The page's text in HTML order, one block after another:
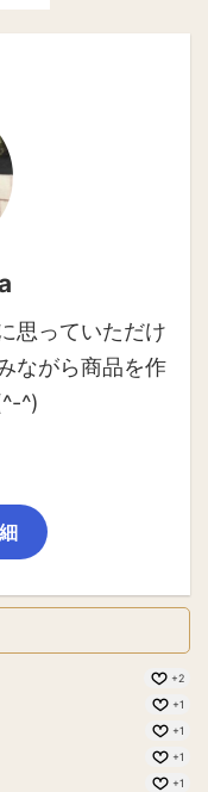
思っていただけ
ながら商品を作
^)
+2
+1
+1
+1
+1